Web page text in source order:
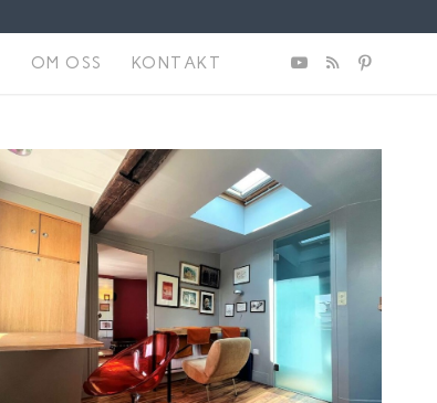
OM OSS KONTAKT